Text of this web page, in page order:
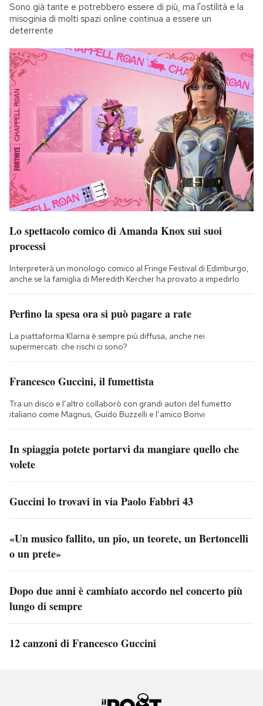
Sono già tante e potrebbero essere di più, ma l'ostilità e la
misoginia di molti spazi online continua a essere un
deterrente
Lo spettacolo comico di Amanda Knox sui suoi
processi
Interpreterà un monologo comico al Fringe Festival di Edimburgo,
anche se la famiglia di Meredith Kercher ha provato a impedirlo
Perfino la spesa ora si può pagare a rate
La piattaforma Klarna è sempre più diffusa, anche nei
supermercati: che rischi ci sono?
Francesco Guccini, il fumettista
Tra un disco e l’altro collaborò con grandi autori del fumetto
italiano come Magnus, Guido Buzzelli e l’amico Bonvi
In spiaggia potete portarvi da mangiare quello che
volete
Guccini lo trovavi in via Paolo Fabbri 43
«Un musico fallito, un pio, un teorete, un Bertoncelli
o un prete»
Dopo due anni è cambiato accordo nel concerto più
lungo di sempre
12 canzoni di Francesco Guccini